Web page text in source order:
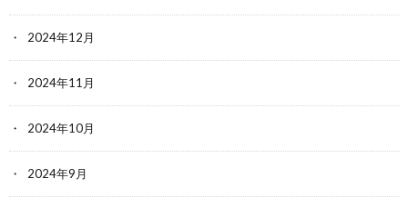
2024年12月
2024年11月
2024年10月
2024年9月